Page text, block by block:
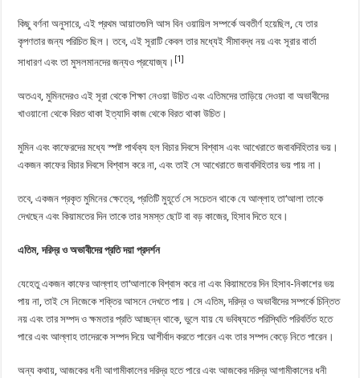
কিছু বর্ণনা অনুসারে, এই প্রথম আয়াতগুলি আস বিন ওয়ায়িল সম্পর্কে অবতীর্ণ হয়েছিল, যে তার
কৃপণতার জন্য পরিচিত ছিল। তবে, এই সূরাটি কেবল তার মধ্যেই সীমাবদ্ধ নয় এবং সূরার বার্তা
সাধারণ এবং তা মুসলমানদের জন্যও প্রযোজ্য। [1]
অতএব, মুমিনদেরও এই সূরা থেকে শিক্ষা নেওয়া উচিত এবং এতিমদের তাড়িয়ে দেওয়া বা অভাবীদের
খাওয়ানো থেকে বিরত থাকা ইত্যাদি কাজ থেকে বিরত থাকা উচিত।
মুমিন এবং কাফেরদের মধ্যে স্পষ্ট পার্থক্য হল বিচার দিবসে বিশ্বাস এবং আখেরাতে জবাবদিহিতার ভয়।
একজন কাফের বিচার দিবসে বিশ্বাস করে না, এবং তাই সে আখেরাতে জবাবদিহিতার ভয় পায় না।
তবে, একজন প্রকৃত মুমিনের ক্ষেত্রে, প্রতিটি মুহূর্তে সে সচেতন থাকে যে আল্লাহ তা‘আলা তাকে
দেখছেন এবং কিয়ামতের দিন তাকে তার সমস্ত ছোট বা বড় কাজের, হিসাব দিতে হবে।
এতিম, দরিদ্র ও অভাবীদের প্রতি দয়া প্রদর্শন
যেহেতু একজন কাফের আল্লাহ তা‘আলাকে বিশ্বাস করে না এবং কিয়ামতের দিন হিসাব-নিকাশের ভয়
পায় না, তাই সে নিজেকে শক্তির আসনে দেখতে পায়। সে এতিম, দরিদ্র ও অভাবীদের সম্পর্কে চিন্তিত
নয় এবং তার সম্পদ ও ক্ষমতার প্রতি আচ্ছন্ন থাকে, ভুলে যায় যে ভবিষ্যতে পরিস্থিতি পরিবর্তিত হতে
পারে এবং আল্লাহ তাদেরকে সম্পদ দিয়ে আশীর্বাদ করতে পারেন এবং তার সম্পদ কেড়ে নিতে পারেন।
অন্য কথায়, আজকের ধনী আগামীকালের দরিদ্র হতে পারে এবং আজকের দরিদ্র আগামীকালের ধনী